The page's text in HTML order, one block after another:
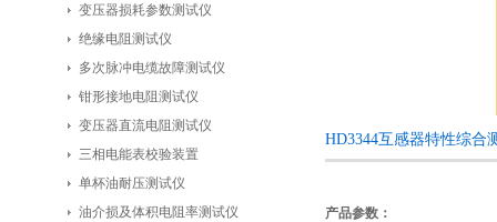
变压器损耗参数测试仪
绝缘电阻测试仪
多次脉冲电缆故障测试仪
钳形接地电阻测试仪
变压器直流电阻测试仪
三相电能表校验装置
单杯油耐压测试仪
油介损及体积电阻率测试仪
HD3344互感器特性综合
产品参数：